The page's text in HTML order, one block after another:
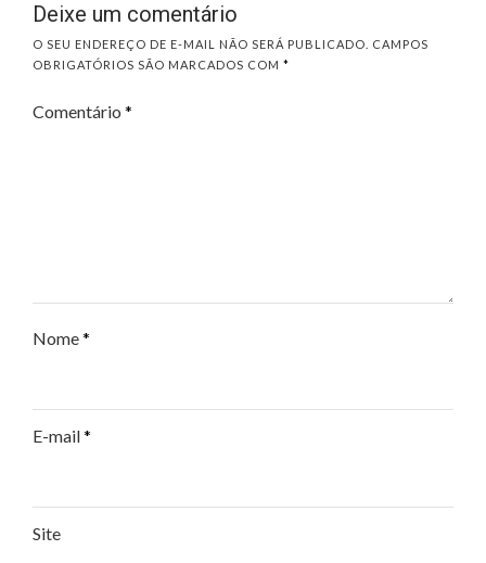
Deixe um comentário
O SEU ENDEREÇO DE E-MAIL NÃO SERÁ PUBLICADO.
CAMPOS
OBRIGATÓRIOS SÃO MARCADOS COM *
Comentário *
Nome*
E-mail*
Site